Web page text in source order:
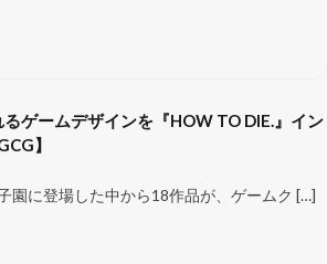
るゲームデザインを『HOW TO DIE.』イン
】
園に登場した中から18作品が、ゲームク […]